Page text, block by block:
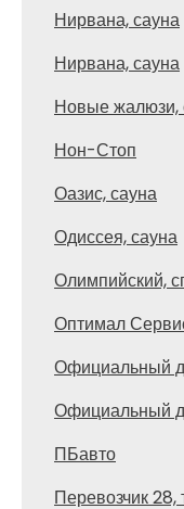
Нирвана, сауна
Нирвана, сауна
Новые жалюзи,
Нон-Стоп
Оазис, сауна
Одиссея, сауна
Олимпийский,
Оптимал
Официальный
Официальный
ПБавто
Перевозчик 28,